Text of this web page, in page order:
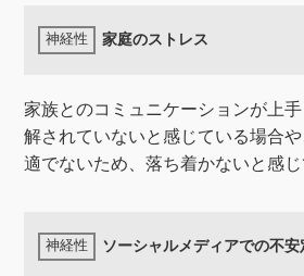
家庭のストレス
家族とのコミュニケーションが上
解されていないと感じている場合
適でないため、落ち着かないと感じ
ソーシャルメディアでの不安